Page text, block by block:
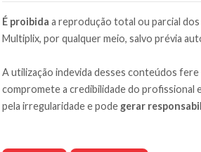
É proibida a reprodução total ou parcial
Multiplix, por qualquer meio, salvo prévia
A utilização indevida desses conteúdos fere
compromete a credibilidade do profissional
pela irregularidade e pode gerar